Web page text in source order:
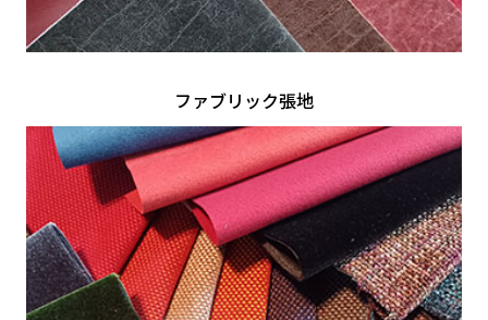
ファブリック張地